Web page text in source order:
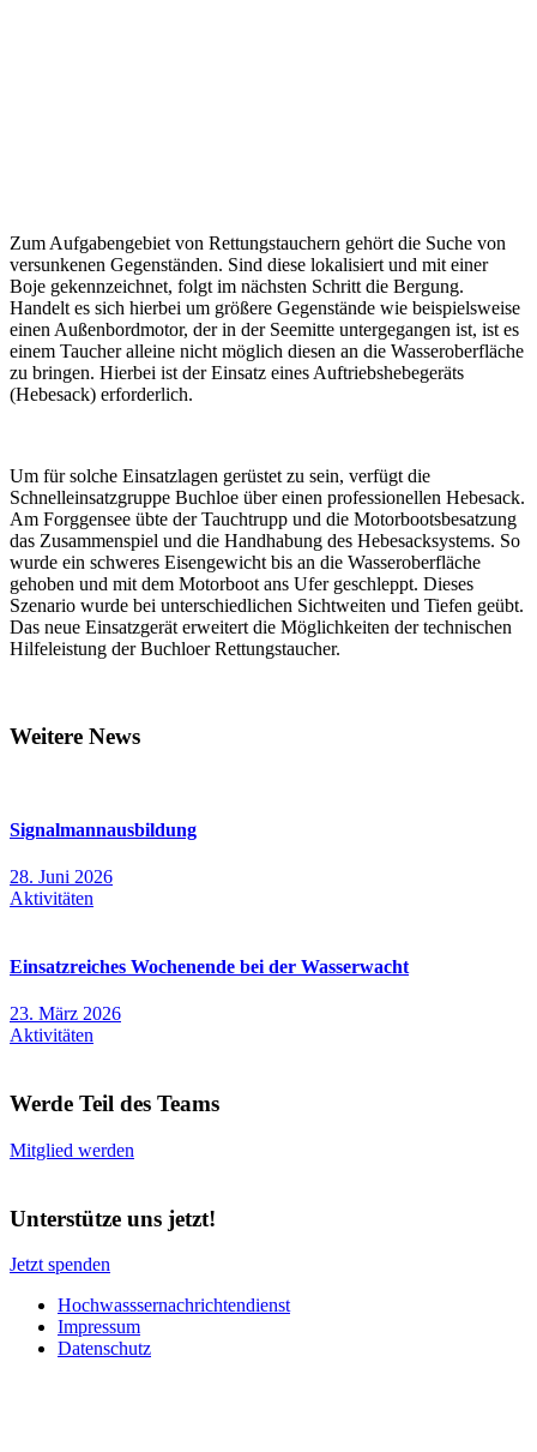
Zum Aufgabengebiet von Rettungstauchern gehört die Suche von
versunkenen Gegenständen. Sind diese lokalisiert und mit einer
Boje gekennzeichnet, folgt im nächsten Schritt die Bergung.
Handelt es sich hierbei um größere Gegenstände wie beispielsweise
einen Außenbordmotor, der in der Seemitte untergegangen ist, ist es
einem Taucher alleine nicht möglich diesen an die Wasseroberfläche
zu bringen. Hierbei ist der Einsatz eines Auftriebshebegeräts
(Hebesack) erforderlich.
Um für solche Einsatzlagen gerüstet zu sein, verfügt die
Schnelleinsatzgruppe Buchloe über einen professionellen Hebesack.
Am Forggensee übte der Tauchtrupp und die Motorbootsbesatzung
das Zusammenspiel und die Handhabung des Hebesacksystems. So
wurde ein schweres Eisengewicht bis an die Wasseroberfläche
gehoben und mit dem Motorboot ans Ufer geschleppt. Dieses
Szenario wurde bei unterschiedlichen Sichtweiten und Tiefen geübt.
Das neue Einsatzgerät erweitert die Möglichkeiten der technischen
Hilfeleistung der Buchloer Rettungstaucher.
Weitere News
Signalmannausbildung
28. Juni 2026
Aktivitäten
Einsatzreiches Wochenende bei der Wasserwacht
23. März 2026
Aktivitäten
Werde Teil des Teams
Mitglied werden
Unterstütze uns jetzt!
Jetzt spenden
Hochwasssernachrichtendienst
Impressum
Datenschutz